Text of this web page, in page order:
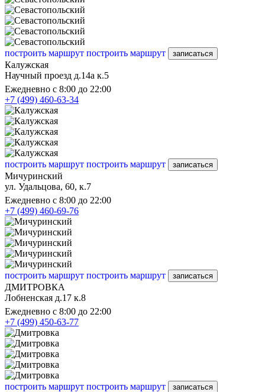
построить маршрут построить маршрут записаться
Калужская
Научный проезд д.14а к.5
Ежедневно с 8:00 до 22:00
+7 (499) 460-63-34
построить маршрут построить маршрут записаться
Мичуринский
ул. Удальцова, 60, к.7
Ежедневно с 8:00 до 22:00
+7 (499) 460-69-76
построить маршрут построить маршрут записаться
ДМИТРОВКА
Лобненская д.17 к.8
Ежедневно с 8:00 до 22:00
+7 (499) 450-63-77
построить маршрут построить маршрут записаться